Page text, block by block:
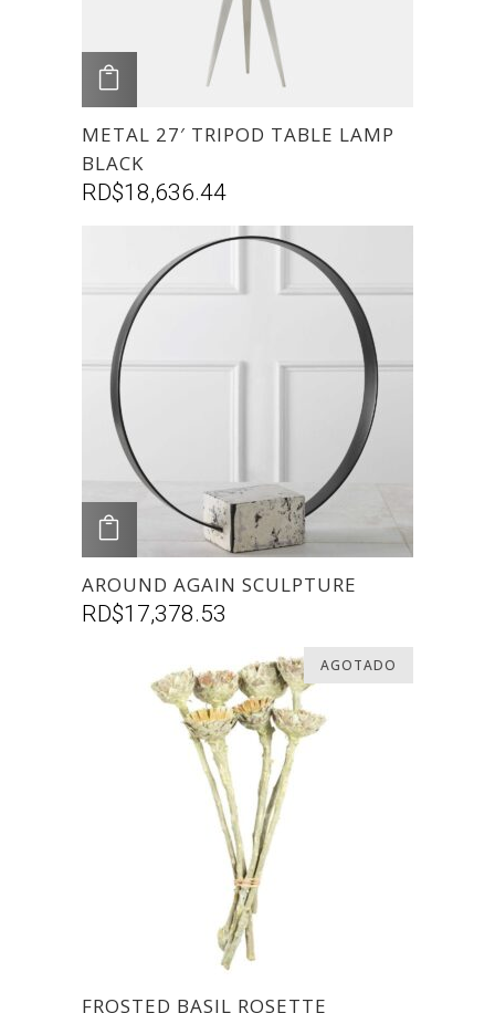
AGREGAR
METAL 27′ TRIPOD TABLE LAMP
BLACK
RD$18,636.44
AGREGAR
AROUND AGAIN SCULPTURE
RD$17,378.53
AGOTADO
FROSTED BASIL ROSETTE